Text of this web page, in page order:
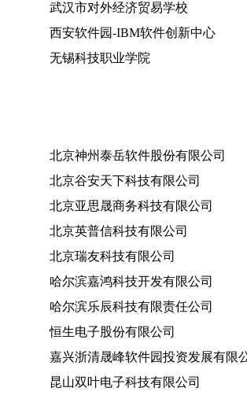
武汉市对外经济贸易学校
西安软件园-IBM软件创新中心
无锡科技职业学院
北京神州泰岳软件股份有限公司
北京谷安天下科技有限公司
北京亚思晟商务科技有限公司
北京英普信科技有限公司
北京瑞友科技有限公司
哈尔滨嘉鸿科技开发有限公司
哈尔滨乐辰科技有限责任公司
恒生电子股份有限公司
嘉兴浙清晟峰软件园投资发展有限
昆山双叶电子科技有限公司